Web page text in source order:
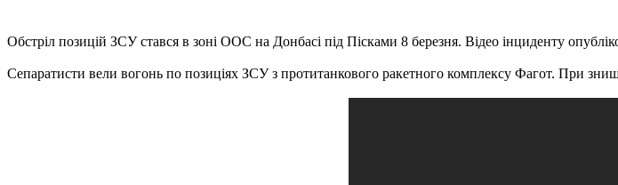
Обстріл позицій ЗСУ стався в зоні ООС на Донбасі під Пісками 8 березня. Відео інциденту
Сепаратисти вели вогонь по позиціях ЗСУ з протитанкового ракетного комплексу Фагот. При